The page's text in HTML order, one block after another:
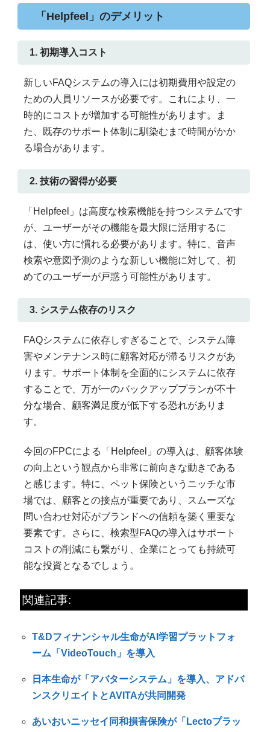
「Helpfeel」のデメリット
1. 初期導入コスト
新しいFAQシステムの導入には初期費用や設定の
ための人員リソースが必要です。これにより、一
時的にコストが増加する可能性があります。ま
た、既存のサポート体制に馴染むまで時間がかか
る場合があります。
2. 技術の習得が必要
「Helpfeel」は高度な検索機能を持つシステムです
が、ユーザーがその機能を最大限に活用するに
は、使い方に慣れる必要があります。特に、音声
検索や意図予測のような新しい機能に対して、初
めてのユーザーが戸惑う可能性があります。
3. システム依存のリスク
FAQシステムに依存しすぎることで、システム障
害やメンテナンス時に顧客対応が滞るリスクがあ
ります。サポート体制を全面的にシステムに依存
することで、万が一のバックアッププランが不十
分な場合、顧客満足度が低下する恐れがありま
す。
今回のFPCによる「Helpfeel」の導入は、顧客体験
の向上という観点から非常に前向きな動きである
と感じます。特に、ペット保険というニッチな市
場では、顧客との接点が重要であり、スムーズな
問い合わせ対応がブランドへの信頼を築く重要な
要素です。さらに、検索型FAQの導入はサポート
コストの削減にも繋がり、企業にとっても持続可
能な投資となるでしょう。
関連記事:
T&Dフィナンシャル生命がAI学習プラットフォ
ーム「VideoTouch」を導入
日本生命が「アバターシステム」を導入、アドバ
ンスクリエイトとAVITAが共同開発
あいおいニッセイ同和損害保険が「Lectoプラッ